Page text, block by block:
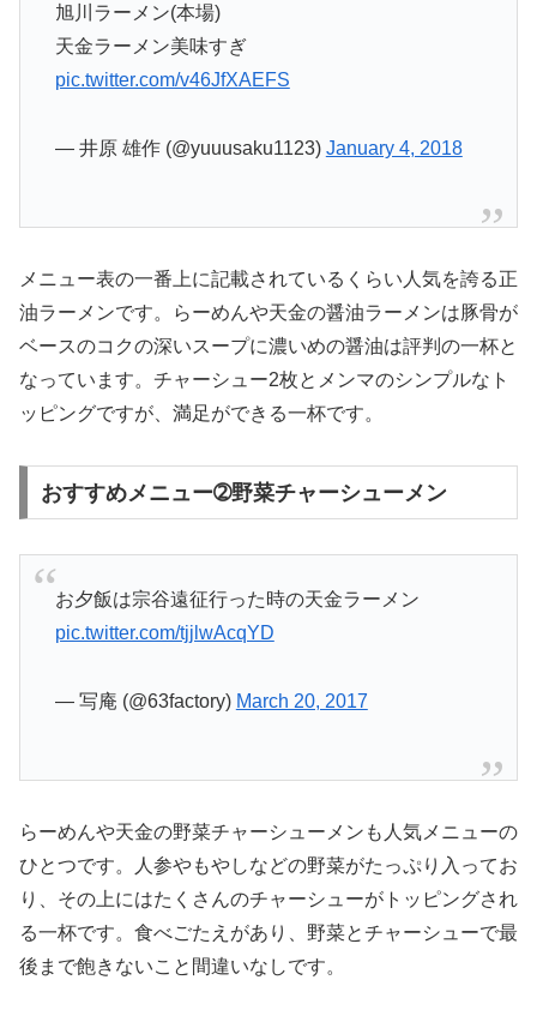
旭川ラーメン(本場)
天金ラーメン美味すぎ
pic.twitter.com/v46JfXAEFS
— 井原 雄作 (@yuuusaku1123) January 4, 2018
メニュー表の一番上に記載されているくらい人気を誇る正
油ラーメンです。らーめんや天金の醤油ラーメンは豚骨が
ベースのコクの深いスープに濃いめの醤油は評判の一杯と
なっています。チャーシュー2枚とメンマのシンプルなト
ッピングですが、満足ができる一杯です。
おすすめメニュー➁野菜チャーシューメン
お夕飯は宗谷遠征行った時の天金ラーメン
pic.twitter.com/tjjlwAcqYD
— 写庵 (@63factory) March 20, 2017
らーめんや天金の野菜チャーシューメンも人気メニューの
ひとつです。人参やもやしなどの野菜がたっぷり入ってお
り、その上にはたくさんのチャーシューがトッピングされ
る一杯です。食べごたえがあり、野菜とチャーシューで最
後まで飽きないこと間違いなしです。